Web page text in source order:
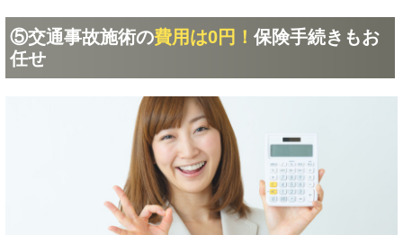
⑤交通事故施術の費用は0円！ 保険手続きもお
任せ